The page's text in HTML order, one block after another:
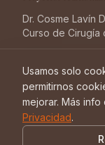
Dr. Cosme Lavín
Curso de Cirugía
Síguenos
Instagram
Usamos solo
permitirnos
mejorar. Más info
Privacidad.